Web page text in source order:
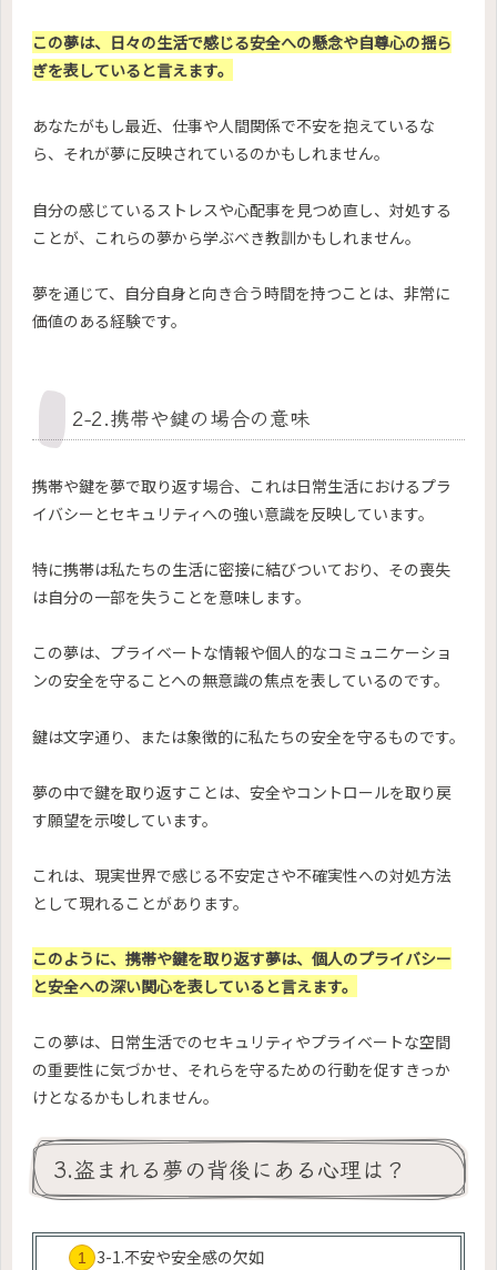
この夢は、日々の生活で感じる安全への懸念や自尊心の揺ら
ぎを表していると言えます。
あなたがもし最近、仕事や人間関係で不安を抱えているな
ら、それが夢に反映されているのかもしれません。
自分の感じているストレスや心配事を見つめ直し、対処する
ことが、これらの夢から学ぶべき教訓かもしれません。
夢を通じて、自分自身と向き合う時間を持つことは、非常に
価値のある経験です。
2-2.携帯や鍵の場合の意味
携帯や鍵を夢で取り返す場合、これは日常生活におけるプラ
イバシーとセキュリティへの強い意識を反映しています。
特に携帯は私たちの生活に密接に結びついており、その喪失
は自分の一部を失うことを意味します。
この夢は、プライベートな情報や個人的なコミュニケーショ
ンの安全を守ることへの無意識の焦点を表しているのです。
鍵は文字通り、または象徴的に私たちの安全を守るものです。
夢の中で鍵を取り返すことは、安全やコントロールを取り戻
す願望を示唆しています。
これは、現実世界で感じる不安定さや不確実性への対処方法
として現れることがあります。
このように、携帯や鍵を取り返す夢は、個人のプライバシー
と安全への深い関心を表していると言えます。
この夢は、日常生活でのセキュリティやプライベートな空間
の重要性に気づかせ、それらを守るための行動を促すきっか
けとなるかもしれません。
3.盗まれる夢の背後にある心理は？
3-1.不安や安全感の欠如